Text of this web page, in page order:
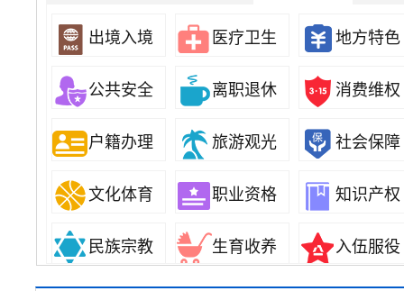
出境入境 医疗卫生 地方特色
分类
公共安全 离职退休 消费维权
户籍办理 旅游观光 社会保障
文化体育 职业资格 知识产权
民族宗教 生育收养 入伍服役